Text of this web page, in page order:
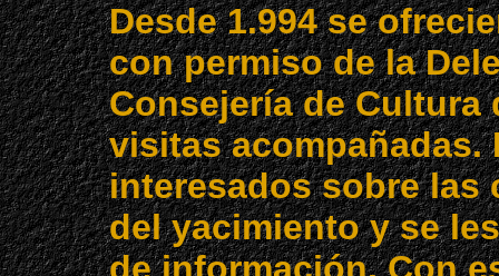
Desde 1.994 se
con permiso de la
Consejería de Cultura
visitas acompañadas.
interesados sobre las
del yacimiento y se